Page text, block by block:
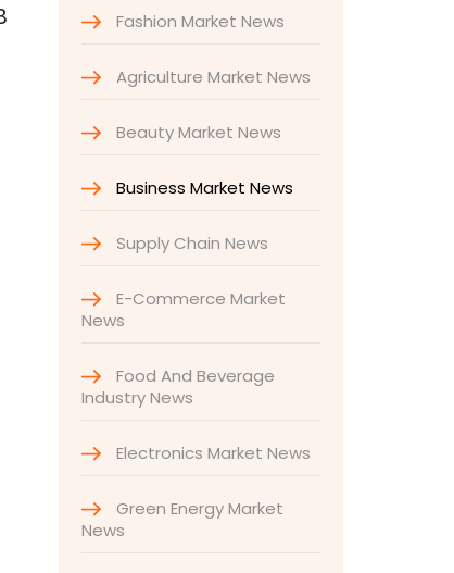
Fashion Market News
Agriculture Market News
Beauty Market News
Business Market News
Supply Chain News
E-Commerce Market
News
Food And Beverage
Industry News
Electronics Market News
Green Energy Market
News